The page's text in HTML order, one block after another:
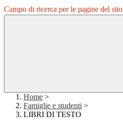
Campo di ricerca per le pagine del sito
Home >
Famiglie e studenti >
LIBRI DI TESTO